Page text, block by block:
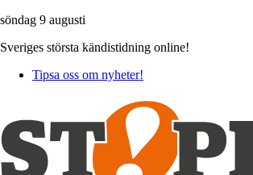
söndag 9 augusti
Sveriges största kändistidning online!
Tipsa oss om nyheter!